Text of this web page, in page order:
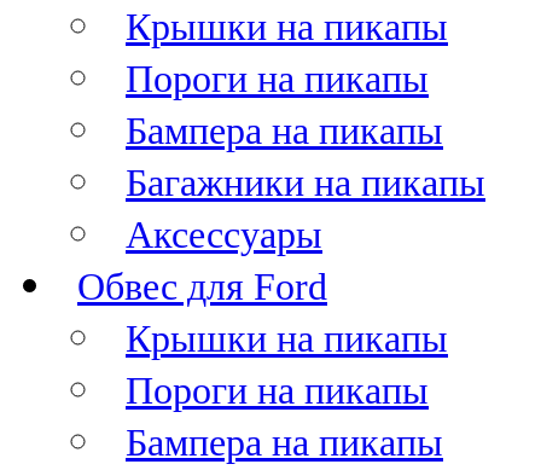
Крышки на пикапы
Пороги на пикапы
Бампера на пикапы
Багажники на пикапы
Аксессуары
Обвес для Ford
Крышки на пикапы
Пороги на пикапы
Бампера на пикапы